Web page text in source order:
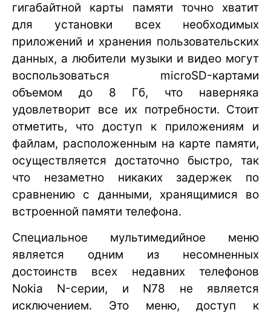
гигабайтной карты памяти точно хватит
для установки всех необходимых
приложений и хранения пользовательских
данных, а любители музыки и видео могут
воспользоваться microSD-картами
объемом до 8 Гб, что наверняка
удовлетворит все их потребности. Стоит
отметить, что доступ к приложениям и
файлам, расположенным на карте памяти,
осуществляется достаточно быстро, так
что незаметно никаких задержек по
сравнению с данными, хранящимися во
встроенной памяти телефона.
Специальное мультимедийное меню
является одним из несомненных
достоинств всех недавних телефонов
Nokia N-серии, и N78 не является
исключением. Это меню, доступ к